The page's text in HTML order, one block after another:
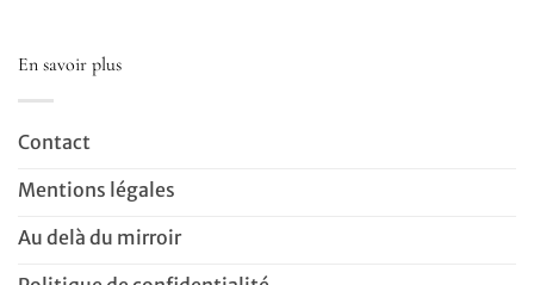
En savoir plus
Contact
Mentions légales
Au delà du mirroir